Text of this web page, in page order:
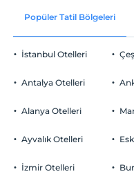
Evcil Hayvan
Sigara
Çocuklar
Her bir oda için 6 yaşına
Odaya
İndirimli
Popüler Tatil Bölgeleri
İstanbul Otelleri
Antalya Otelleri
Alanya Otelleri
Ayvalık Otelleri
İzmir Otelleri